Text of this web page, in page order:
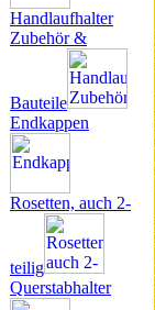
Handlaufhalter
Zubehör &
Bauteile
Endkappen
Rosetten, auch 2-
teilig
Querstabhalter